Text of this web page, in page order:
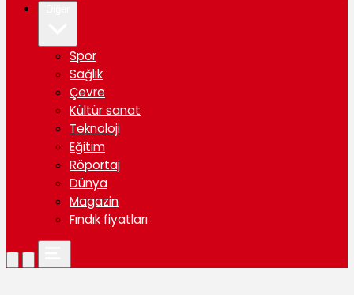
Spor
Sağlık
Çevre
Kültür sanat
Teknoloji
Eğitim
Röportaj
Dünya
Magazin
Fındık fiyatları